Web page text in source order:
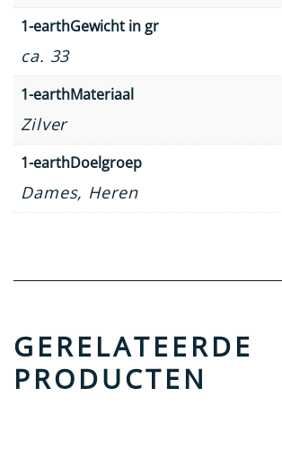
1-earthGewicht in gr
ca. 33
1-earthMateriaal
Zilver
1-earthDoelgroep
Dames, Heren
GERELATEERDE
PRODUCTEN